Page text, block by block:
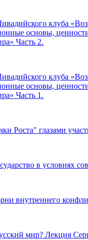
клуба
основы,
Часть 2.
клуба
основы,
Часть 1.
Роста" глазами
в условиях
внутреннего
мир? Лекция